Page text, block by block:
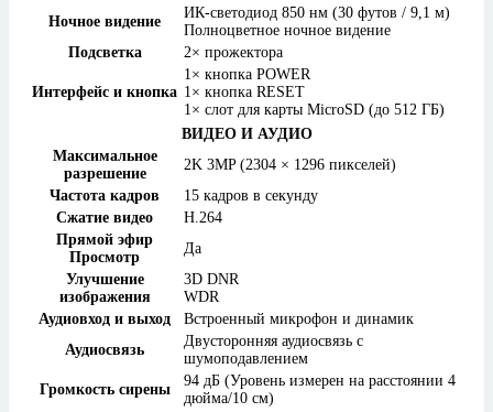
Ночное видение
ИК-светодиод 850 нм (30 футов / 9,1 м)
Полноцветное ночное видение
Подсветка
2× прожектора
Интерфейс и кнопка
1× кнопка POWER
1× кнопка RESET
1× слот для карты MicroSD (до 512 ГБ)
ВИДЕО И АУДИО
Максимальное
разрешение
2K 3MP (2304 × 1296 пикселей)
Частота кадров
15 кадров в секунду
Сжатие видео
H.264
Прямой эфир
Просмотр
Да
Улучшение
изображения
3D DNR
WDR
Аудиовход и выход
Встроенный микрофон и динамик
Аудиосвязь
Двусторонняя аудиосвязь с
шумоподавлением
Громкость сирены
94 дБ (Уровень измерен на расстоянии 4
дюйма/10 см)